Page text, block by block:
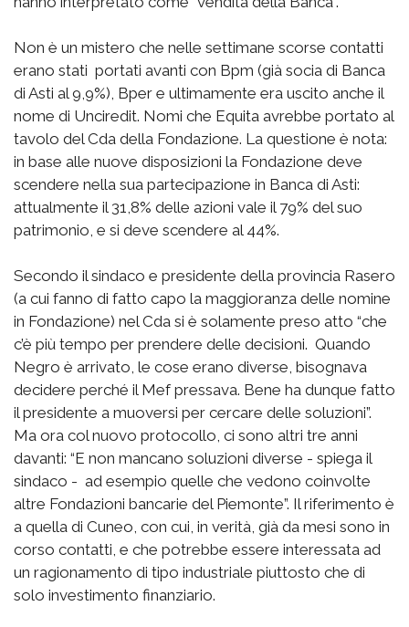
Non è un mistero che nelle settimane scorse contatti
erano stati portati avanti con Bpm (già socia di Banca
di Asti al 9,9%), Bper e ultimamente era uscito anche il
nome di Unciredit. Nomi che Equita avrebbe portato al
tavolo del Cda della Fondazione. La questione è nota:
in base alle nuove disposizioni la Fondazione deve
scendere nella sua partecipazione in Banca di Asti:
attualmente il 31,8% delle azioni vale il 79% del suo
patrimonio, e si deve scendere al 44%.
Secondo il sindaco e presidente della provincia Rasero
(a cui fanno di fatto capo la maggioranza delle nomine
in Fondazione) nel Cda si è solamente preso atto “che
c’è più tempo per prendere delle decisioni. Quando
Negro è arrivato, le cose erano diverse, bisognava
decidere perché il Mef pressava. Bene ha dunque fatto
il presidente a muoversi per cercare delle soluzioni”.
Ma ora col nuovo protocollo, ci sono altri tre anni
davanti: “E non mancano soluzioni diverse - spiega il
sindaco - ad esempio quelle che vedono coinvolte
altre Fondazioni bancarie del Piemonte”. Il riferimento è
a quella di Cuneo, con cui, in verità, già da mesi sono in
corso contatti, e che potrebbe essere interessata ad
un ragionamento di tipo industriale piuttosto che di
solo investimento finanziario.